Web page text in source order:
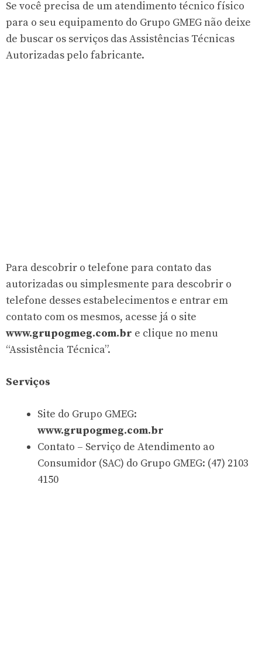
Se você precisa de um atendimento técnico físico
para o seu equipamento do Grupo GMEG não deixe
de buscar os serviços das Assistências Técnicas
Autorizadas pelo fabricante.
Para descobrir o telefone para contato das
autorizadas ou simplesmente para descobrir o
telefone desses estabelecimentos e entrar em
contato com os mesmos, acesse já o site
www.grupogmeg.com.br e clique no menu
“Assistência Técnica”.
Serviços
Site do Grupo GMEG:
www.grupogmeg.com.br
Contato – Serviço de Atendimento ao
Consumidor (SAC) do Grupo GMEG: (47) 2103
4150